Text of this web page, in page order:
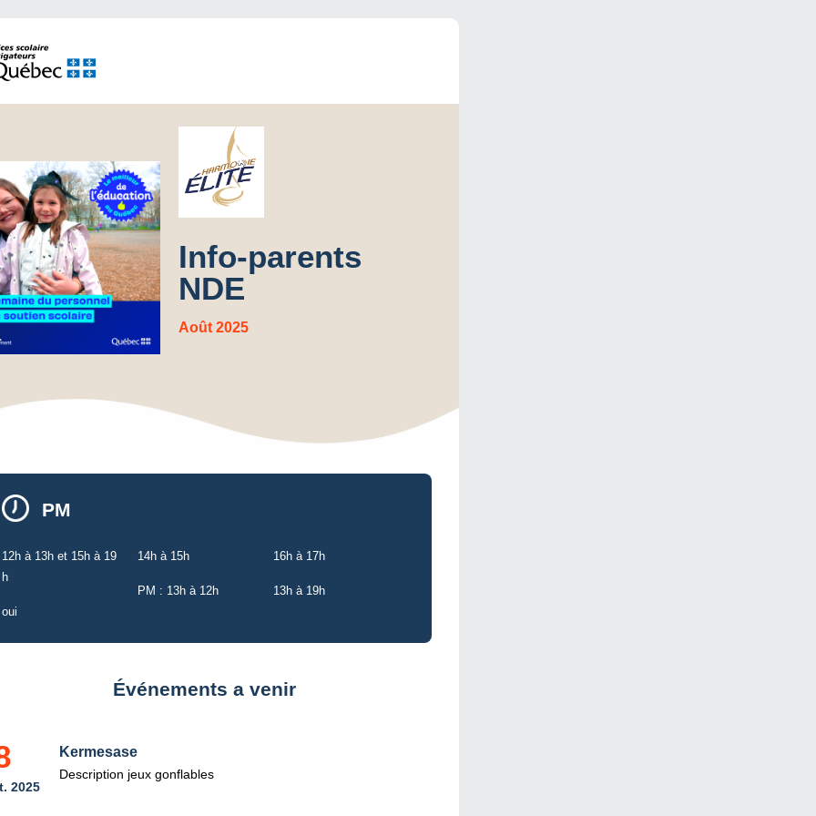
Info-parents
NDE
Août 2025
PM
12h à 13h et 15h à 19
h
oui
14h à 15h
PM : 13h à 12h
16h à 17h
13h à 19h
Événements a venir
2025
Kermesase
Description jeux gonflables